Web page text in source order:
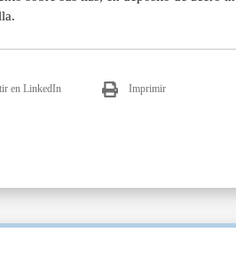
en LinkedIn Imprimir